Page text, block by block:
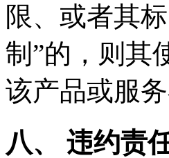
限、或者其
制”的，则其
该产品或服
八、 违约责